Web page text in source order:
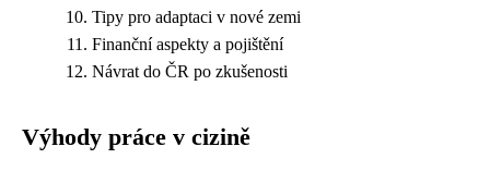
Tipy pro adaptaci v nové zemi
Finanční aspekty a pojištění
Návrat do ČR po zkušenosti
Výhody práce v cizině